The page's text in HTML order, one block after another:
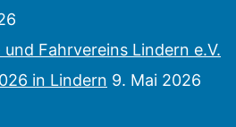
Fahrvereins Lindern e.V.
in Lindern 9. Mai 2026